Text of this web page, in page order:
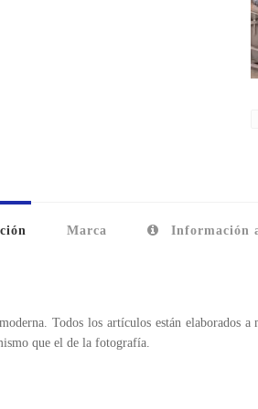
Marca Información
Todos los artículos están elaborados
que el de la fotografía.